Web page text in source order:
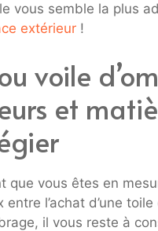
vous semble la plus
extérieur !
voile
et
que vous êtes en
l’achat d’une toile
il vous reste à